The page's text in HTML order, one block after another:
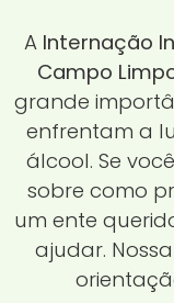
A Internação
Campo
grande
enfrentam a
álcool. Se
sobre como
um ente
ajudar.